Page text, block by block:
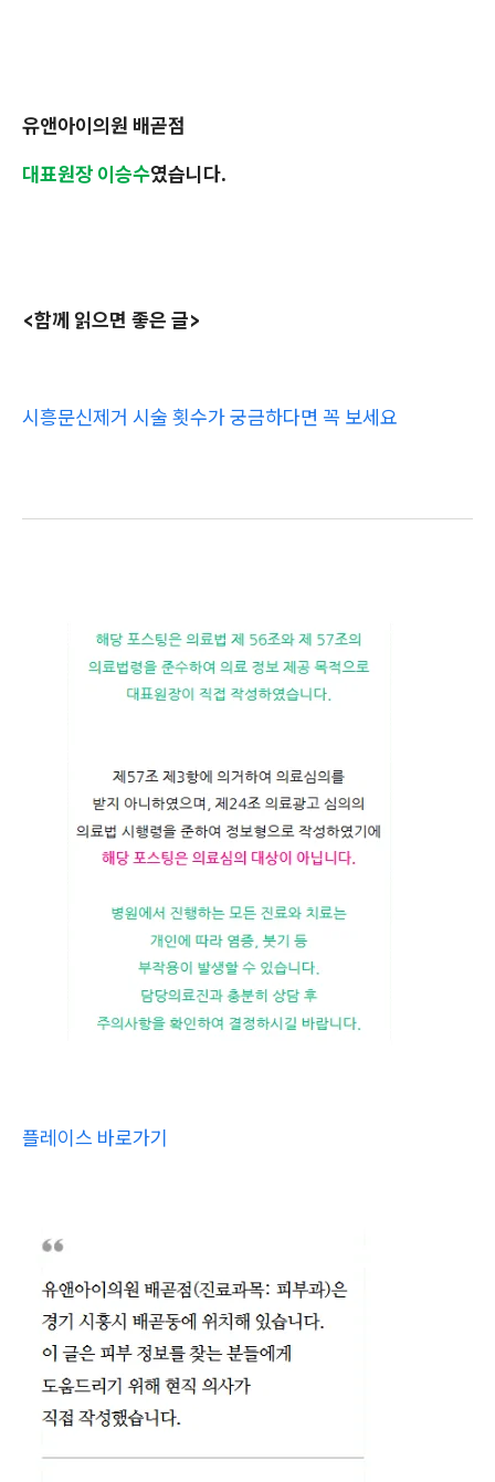
유앤아이의원 배곧점
대표원장 이승수였습니다.
<함께 읽으면 좋은 글>
시흥문신제거 시술 횟수가 궁금하다면 꼭 보세요
플레이스 바로가기